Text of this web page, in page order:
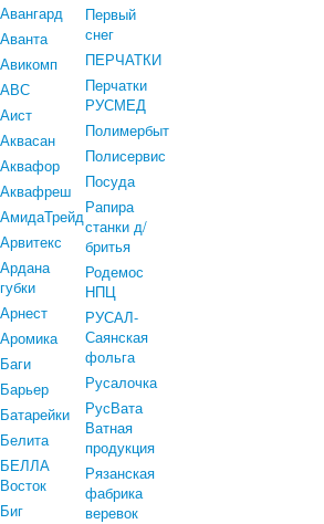
Авангард
Аванта
Авикомп
АВС
Аист
Аквасан
Аквафор
Аквафреш
АмидаТрейд
Арвитекс
Ардана
губки
Арнест
Аромика
Баги
Барьер
Батарейки
Белита
БЕЛЛА
Восток
Биг
Первый
снег
ПЕРЧАТКИ
Перчатки
РУСМЕД
Полимербыт
Полисервис
Посуда
Рапира
станки д/
бритья
Родемос
НПЦ
РУСАЛ-
Саянская
фольга
Русалочка
РусВата
Ватная
продукция
Рязанская
фабрика
веревок